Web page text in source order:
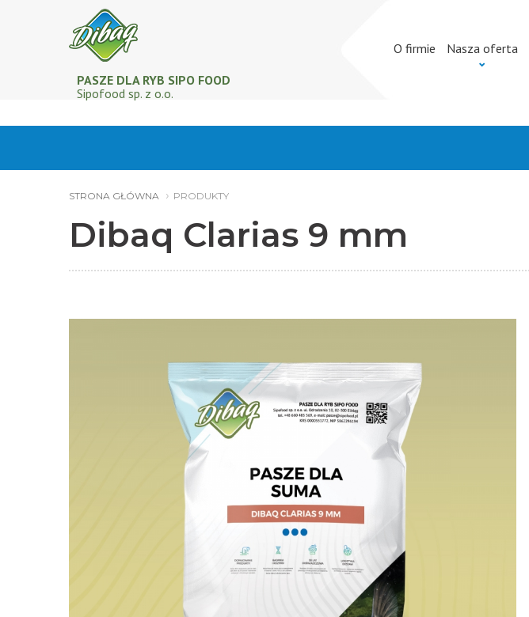
PASZE DLA RYB SIPO FOOD
Sipofood sp. z o.o.
O firmie Nasza oferta
STRONA GŁÓWNA PRODUKTY
Dibaq Clarias 9 mm